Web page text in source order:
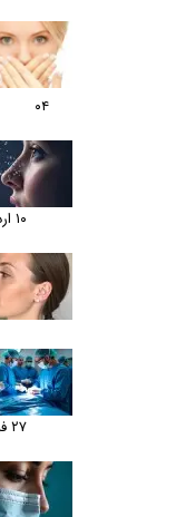
۰۴
۱۰ اردیبهشت ۰۴
۲۷ فروردین ۰۴